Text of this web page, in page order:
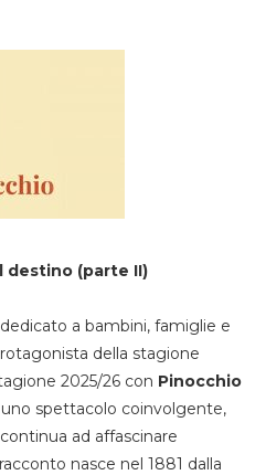
destino (parte II)
a bambini, famiglie e
della stagione
2025/26 con Pinocchio
uno spettacolo coinvolgente,
ad affascinare
nasce nel 1881 dalla